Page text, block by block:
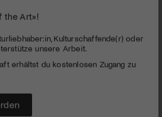
2012
Yorker Urgestein Woody Allen setzt
fort: Nach London, Barcelona und
the Art»!
Kulturschaffende(r) oder
unsere Arbeit.
erhältst du kostenlosen Zugang zu